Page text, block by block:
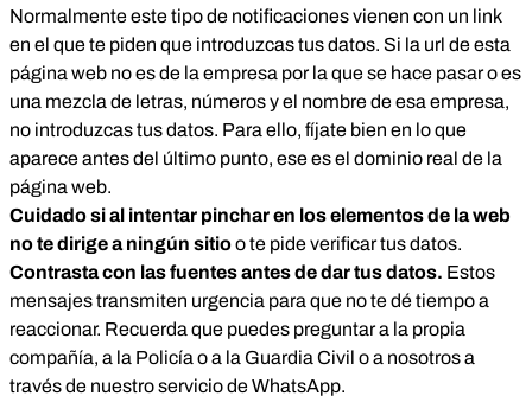
Normalmente este tipo de notificaciones vienen con un link
en el que te piden que introduzcas tus datos. Si la url de esta
página web no es de la empresa por la que se hace pasar o es
una mezcla de letras, números y el nombre de esa empresa,
no introduzcas tus datos. Para ello, fíjate bien en lo que
aparece antes del último punto, ese es el dominio real de la
página web.
Cuidado si al intentar pinchar en los elementos de la web
no te dirige a ningún sitioo te pide verificar tus datos.
Contrasta con las fuentes antes de dar tus datos. Estos
mensajes transmiten urgencia para que no te dé tiempo a
reaccionar. Recuerda que puedes preguntar a la propia
compañía, a la Policía o a la Guardia Civil o a nosotros a
través de nuestro servicio de WhatsApp.